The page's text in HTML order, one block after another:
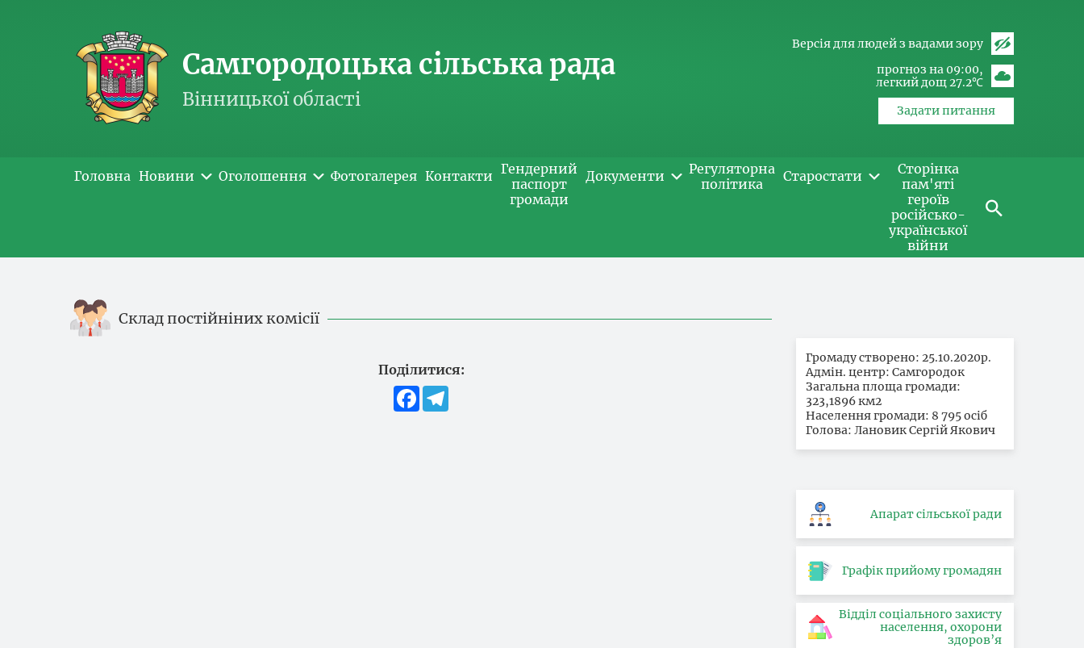
Самгородоцька сільська рада
Вінницької області
Версія для людей з вадами зору
прогноз на 09:00
легкий дощ 27.2℃
Задати питання
Головна Новини Оголошення Фотогалерея Контакти Гендерний
паспорт
громади
Документи
Регуляторна
політика
Старостати
Сторінка
пам'яті
героїв
російсько-
української
війни
Склад постійніних комісії
Поділитися:
Facebook
Громаду створено: 25.10.2020р.
Адмін. центр: Самгородок
Загальна площа громади:
323,1896 км2
Населення громади: 8 795 осіб
Голова: Лановик Сергій Якович
Апарат сільської ради
Графік прийому громадян
Відділ соціального захисту
населення, охорони
здоров’я